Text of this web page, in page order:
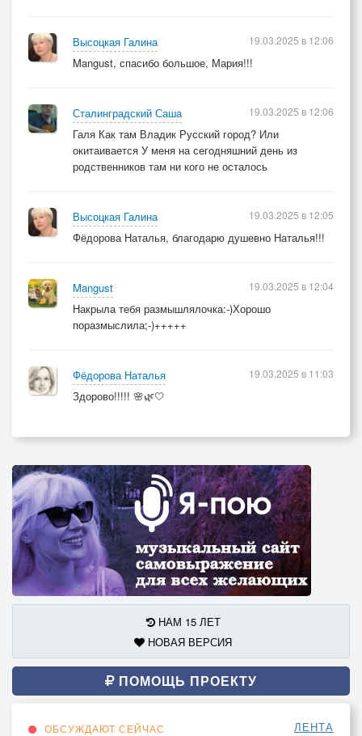
Высоцкая Галина
Mangust, спасибо большое, Мария!!!
19.03.2025 в 12:06
Сталинградский Саша
Галя Как там Владик Русский город? Или
окитаивается У меня на сегодняшний день из
родственников там ни кого не осталось
19.03.2025 в 12:06
Высоцкая Галина
Фёдорова Наталья, благодарю душевно Наталья!!!
19.03.2025 в 12:05
Mangust
Накрыла тебя размышлялочка:-)Хорошо
поразмыслила;-)+++++
19.03.2025 в 12:04
Фёдорова Наталья
Здорово!!!!! 🌸🌿🤍
19.03.2025 в 11:03
НАМ 15 ЛЕТ
НОВАЯ ВЕРСИЯ
ПОМОЩЬ ПРОЕКТУ
ОБСУЖДАЮТ СЕЙЧАС ЛЕНТА